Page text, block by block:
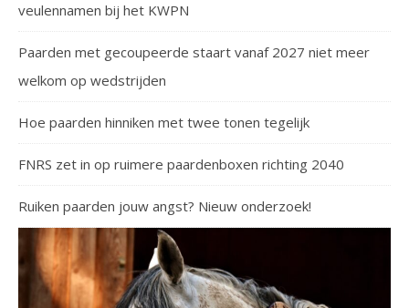
veulennamen bij het KWPN
Paarden met gecoupeerde staart vanaf 2027 niet meer
welkom op wedstrijden
Hoe paarden hinniken met twee tonen tegelijk
FNRS zet in op ruimere paardenboxen richting 2040
Ruiken paarden jouw angst? Nieuw onderzoek!